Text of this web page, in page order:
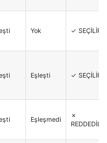
Yok ✓ SEÇİLİR
Eşleşti ✓ SEÇİLİR
Eşleşmedi
✗
REDDEDİLİR